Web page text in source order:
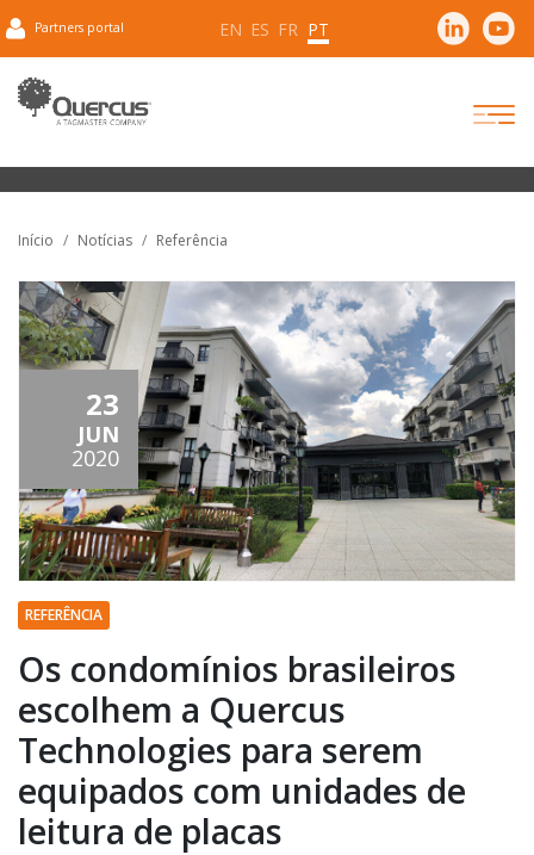
Partners portal EN ES FR PT
Início Notícias Referência
23
JUN
2020
REFERÊNCIA
Os condomínios brasileiros
escolhem a Quercus
Technologies para serem
equipados com unidades de
leitura de placas